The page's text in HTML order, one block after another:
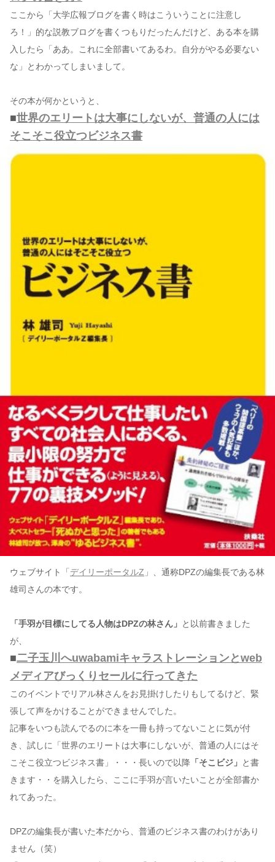
ここから「大学広報ブログを書く時はこういうことに注意し
ろ！」的な説教ブログを書くつもりだったんだけど、ある本を購
入したら「ああ。これに全部書いてあるわ。自分がやる必要ない
な」とわかってしまいまして。
その本が何かというと、
■世界のエリートは大事にしないが、普通の人には
そこそこ役立つビジネス書
ウェブサイト「 デイリーポータルZ 」、通称DPZの編集長である林
雄司さんの本です。
「手羽が目標にしてる人物はDPZの林さん」 と以前書きました
が、
■二子玉川へuwabamiキャラストレーションとweb
メディアびっくりセールに行ってきた
このイベントでリアル林さんをお見掛けしたりもしてるけど、緊
張して声をかけることができませんでした。
記事をいつも読んでるのに本を一冊も持ってないことに気が付
き、試しに「世界のエリートは大事にしないが、普通の人にはそ
こそこ役立つビジネス書」・・・長いので以降 「そこビジ」 と書
きます・・を購入したら、ここに手羽が言いたいことが全部書か
れてあった。
DPZの編集長が書いた本だから、普通のビジネス書のわけがあり
ません（笑）